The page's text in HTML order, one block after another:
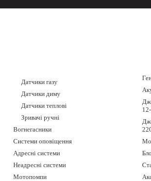
Датчики газу
Датчики диму
Датчики теплові
Зривачі ручні
Вогнегасники
Системи оповіщення
Адресні системи
Неадресні системи
Мотопомпи